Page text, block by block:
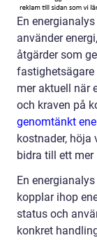
En
använder
åtgärder som
mer aktuell när
och kraven på
genomtänkt
kostnader,
bidra till ett
En
kopplar ihop
status och
konkret